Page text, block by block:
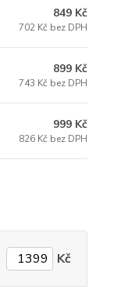
849 Kč
702 Kč bez DPH
899 Kč
743 Kč bez DPH
999 Kč
826 Kč bez DPH
Kč